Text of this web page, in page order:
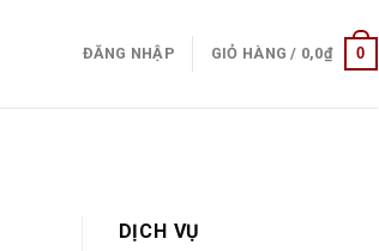
ĐĂNG NHẬP GIỎ HÀNG / 0,0₫ 0
DỊCH VỤ